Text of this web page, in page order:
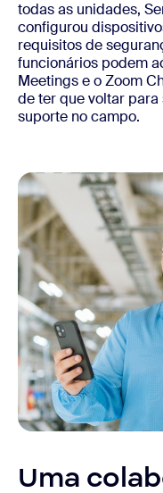
todas as unidades,
configurou
requisitos de
funcionários podem
Meetings e o Zoom
de ter que voltar para
suporte no campo.
Uma